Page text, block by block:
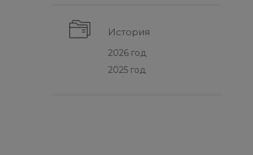
История
2026 год
2025 год